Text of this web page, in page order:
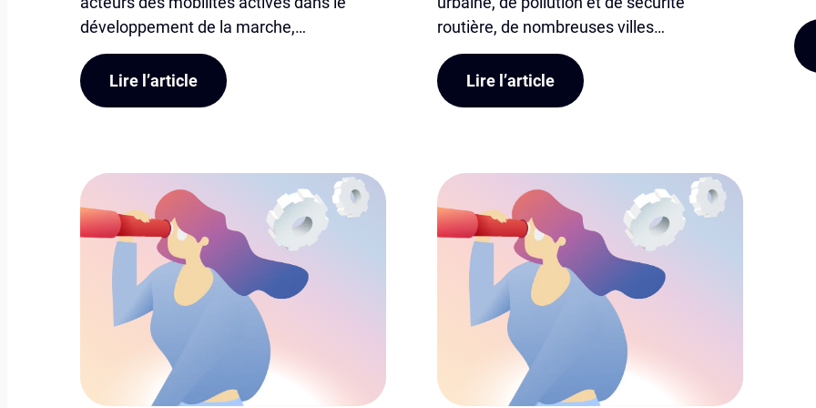
développement de la marche,…
Lire l’article
routière, de nombreuses villes…
Lire l’article